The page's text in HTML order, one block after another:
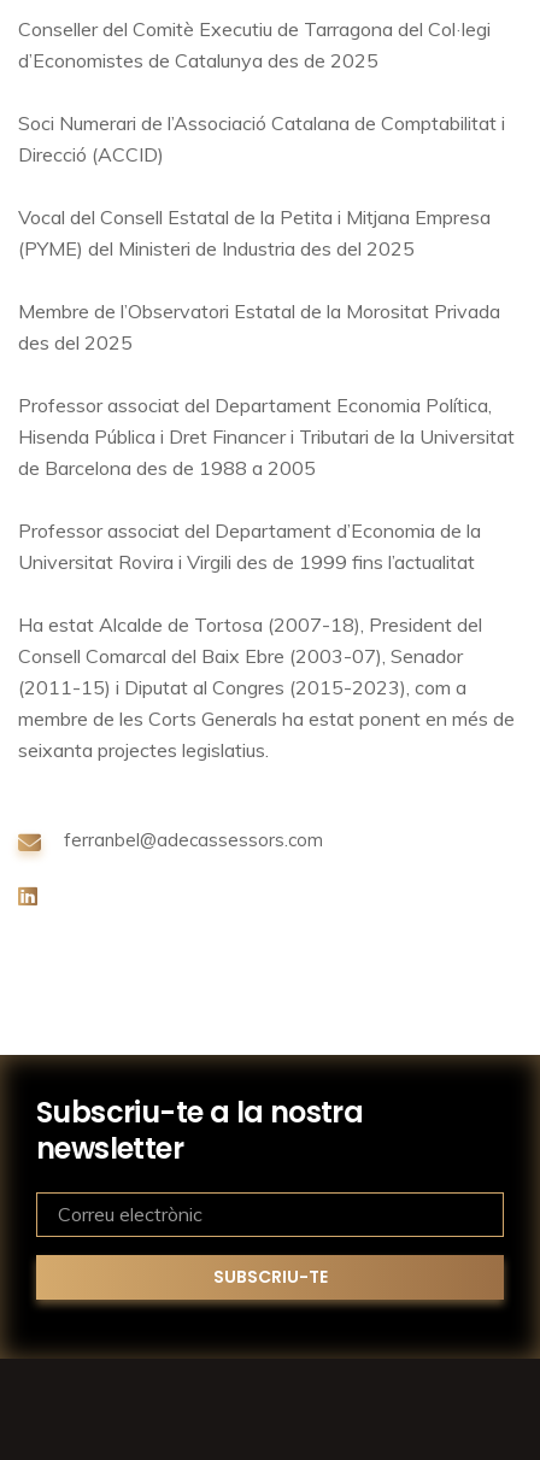
Conseller del Comitè Executiu de Tarragona del Col·legi
d’Economistes de Catalunya des de 2025
Soci Numerari de l’Associació Catalana de Comptabilitat i
Direcció (ACCID)
Vocal del Consell Estatal de la Petita i Mitjana Empresa
(PYME) del Ministeri de Industria des del 2025
Membre de l’Observatori Estatal de la Morositat Privada
des del 2025
Professor associat del Departament Economia Política,
Hisenda Pública i Dret Financer i Tributari de la Universitat
de Barcelona des de 1988 a 2005
Professor associat del Departament d’Economia de la
Universitat Rovira i Virgili des de 1999 fins l’actualitat
Ha estat Alcalde de Tortosa (2007-18), President del
Consell Comarcal del Baix Ebre (2003-07), Senador
(2011-15) i Diputat al Congres (2015-2023), com a
membre de les Corts Generals ha estat ponent en més de
seixanta projectes legislatius.
ferranbel@adecassessors.com
Subscriu-te a la nostra
newsletter